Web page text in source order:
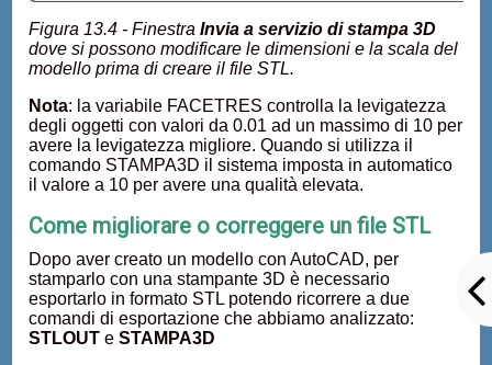
Figura 13.4 - FinestraInvia a servizio di stampa 3D
dove si possono modificare le dimensioni e la scala del
modello prima di creare il file STL.
Nota: la variabile FACETRES controlla la levigatezza
degli oggetti con valori da 0.01 ad un massimo di 10 per
avere la levigatezza migliore. Quando si utilizza il
comando STAMPA3D il sistema imposta in automatico
il valore a 10 per avere una qualità elevata.
Come migliorare o correggere un file STL
Dopo aver creato un modello con AutoCAD, per
stamparlo con una stampante 3D è necessario
esportarlo in formato STL potendo ricorrere a due
comandi di esportazione che abbiamo analizzato:
STLOUT eSTAMPA3D